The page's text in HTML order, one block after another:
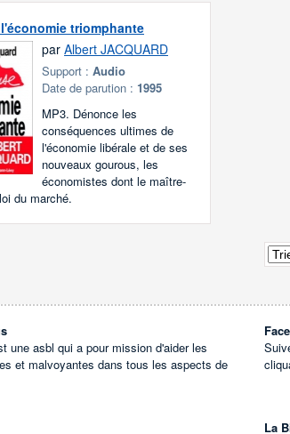
triomphante
parAlbert JACQUARD
Support :Audio
Date de parution : 1995
MP3. Dénonce les
conséquences ultimes de
l'économie libérale et de ses
nouveaux gourous, les
économistes dont le maître-
du marché.
une asbl qui a pour mission d'aider les
et malvoyantes dans tous les aspects de
La